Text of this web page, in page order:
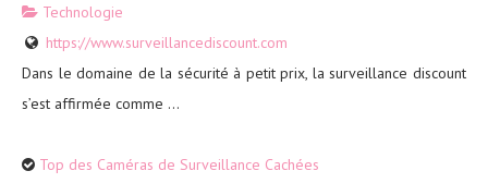
Technologie
https://www.surveillancediscount.com
Dans le domaine de la sécurité à petit prix, la surveillance discount
s’est affirmée comme ...
Top des Caméras de Surveillance Cachées